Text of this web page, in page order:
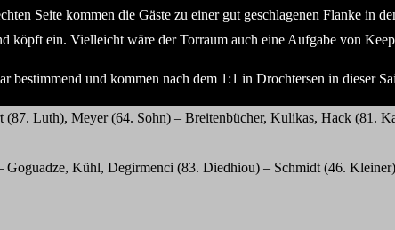
Seite kommen die Gäste zu einer gut geschlagenen Flanke in
köpft ein. Vielleicht wäre der Torraum auch eine Aufgabe von
bestimmend und kommen nach dem 1:1 in Drochtersen in dieser
Luth), Meyer (64. Sohn) – Breitenbücher, Kulikas, Hack (81.
Kühl, Degirmenci (83. Diedhiou) – Schmidt (46.